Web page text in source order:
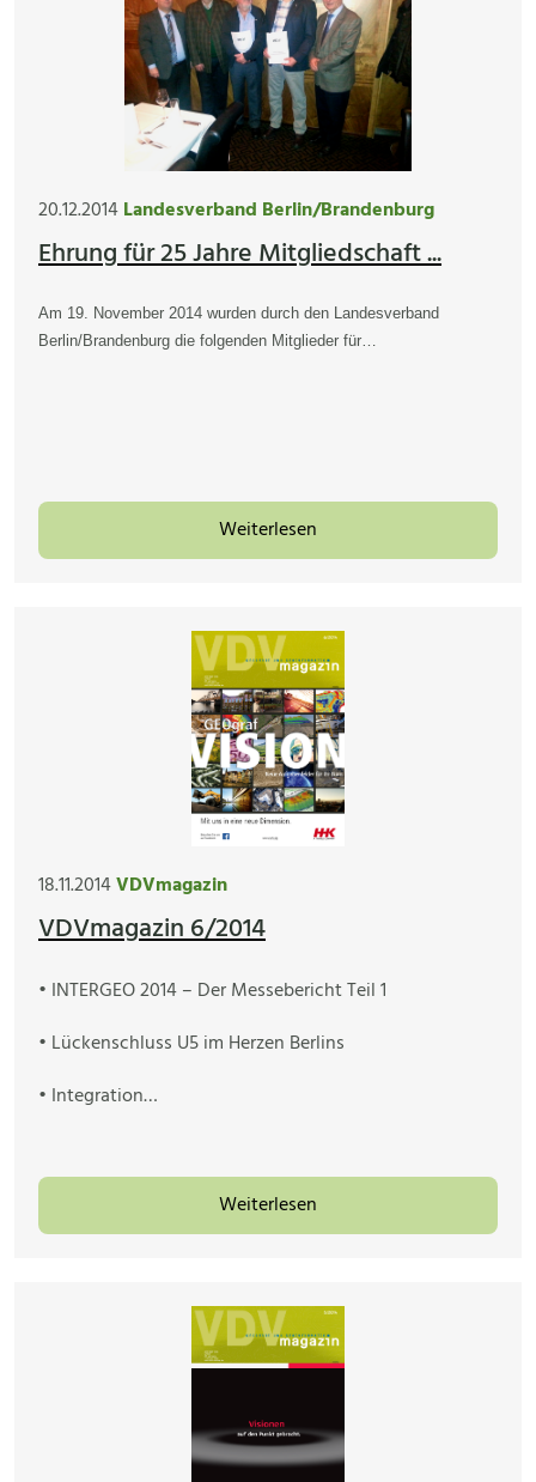
20.12.2014Landesverband Berlin/Brandenburg
Ehrung für 25 Jahre Mitgliedschaft ...
Am 19. November 2014 wurden durch den Landesverband
Berlin/Brandenburg die folgenden Mitglieder für…
Weiterlesen
18.11.2014VDVmagazin
VDVmagazin 6/2014
• INTERGEO 2014 – Der Messebericht Teil 1
• Lückenschluss U5 im Herzen Berlins
• Integration…
Weiterlesen